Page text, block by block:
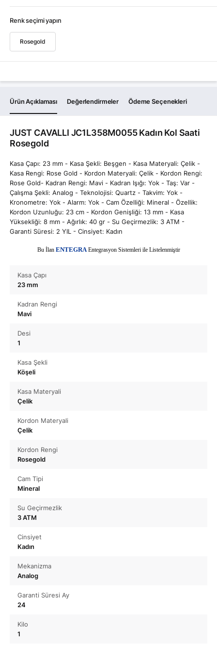
Renk seçimi yapın
Rosegold
Ürün Açıklaması Değerlendirmeler Ödeme Seçenekleri
JUST CAVALLI JC1L358M0055 Kadın Kol Saati
Rosegold
Kasa Çapı: 23 mm - Kasa Şekli: Beşgen - Kasa Materyali: Çelik -
Kasa Rengi: Rose Gold - Kordon Materyali: Çelik - Kordon Rengi:
Rose Gold- Kadran Rengi: Mavi - Kadran Işığı: Yok - Taş: Var -
Çalışma Şekli: Analog - Teknolojisi: Quartz - Takvim: Yok -
Kronometre: Yok - Alarm: Yok - Cam Özelliği: Mineral - Özellik:
Kordon Uzunluğu: 23 cm - Kordon Genişliği: 13 mm - Kasa
Yüksekliği: 8 mm - Ağırlık: 40 gr - Su Geçirmezlik: 3 ATM -
Garanti Süresi: 2 YIL - Cinsiyet: Kadın
Bu İlan ENTEGRAEntegrasyon Sistemleri ile Listelenmiştir
Kasa Çapı
23 mm
Kadran Rengi
Mavi
Desi
1
Kasa Şekli
Köşeli
Kasa Materyali
Çelik
Kordon Materyali
Çelik
Kordon Rengi
Rosegold
Cam Tipi
Mineral
Su Geçirmezlik
3 ATM
Cinsiyet
Kadın
Mekanizma
Analog
Garanti Süresi Ay
24
Kilo
1